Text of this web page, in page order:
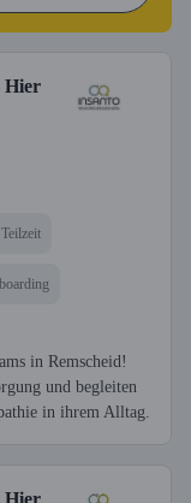
Hier
Teilzeit
in Remscheid!
und begleiten
in ihrem Alltag.
Hier